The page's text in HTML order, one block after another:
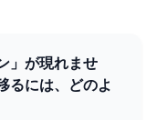
」が現れませ
るには、どのよ